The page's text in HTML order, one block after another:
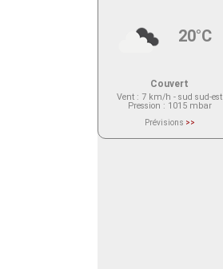
20°C
Couvert
Vent : 7 km/h - sud sud-est
Pression : 1015 mbar
Prévisions >>
actuellement aucune prévision